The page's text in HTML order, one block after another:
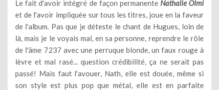
Le fait d'avoir intégré de façon permanente Nathalie Olmi
et de l'avoir impliquée sur tous les titres, joue en la faveur
de l'album. Pas que je déteste le chant de Hugues, loin de
là, mais je le voyais mal, en sa personne, reprendre le rôle
de l'âme 7237 avec une perruque blonde, un faux rouge à
lèvre et mal rasé... question crédibilité, ça ne serait pas
passé! Mais faut l'avouer, Nath, elle est douée, même si
son style est plus pop que métal, elle est en parfaite